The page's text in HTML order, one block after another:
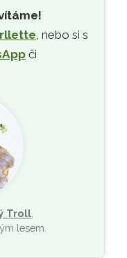
, nebo si s
či
Troll
lesem.